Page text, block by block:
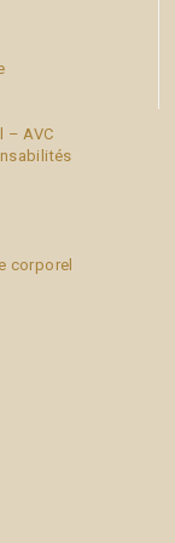
– AVC
corporel